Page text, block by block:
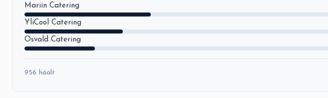
Mariin Catering
YliCool Catering
Osvald Catering
956 häält